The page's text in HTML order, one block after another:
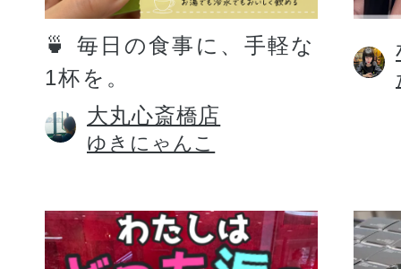
スキンケア人気ライン
ドレススノー
🍵 毎日の食事に、手軽な
1杯を。
大丸心斎橋店
ゆきにゃんこ